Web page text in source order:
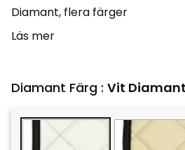
Diamant, flera färger
Läs mer
Diamant Färg : Vit Diamant